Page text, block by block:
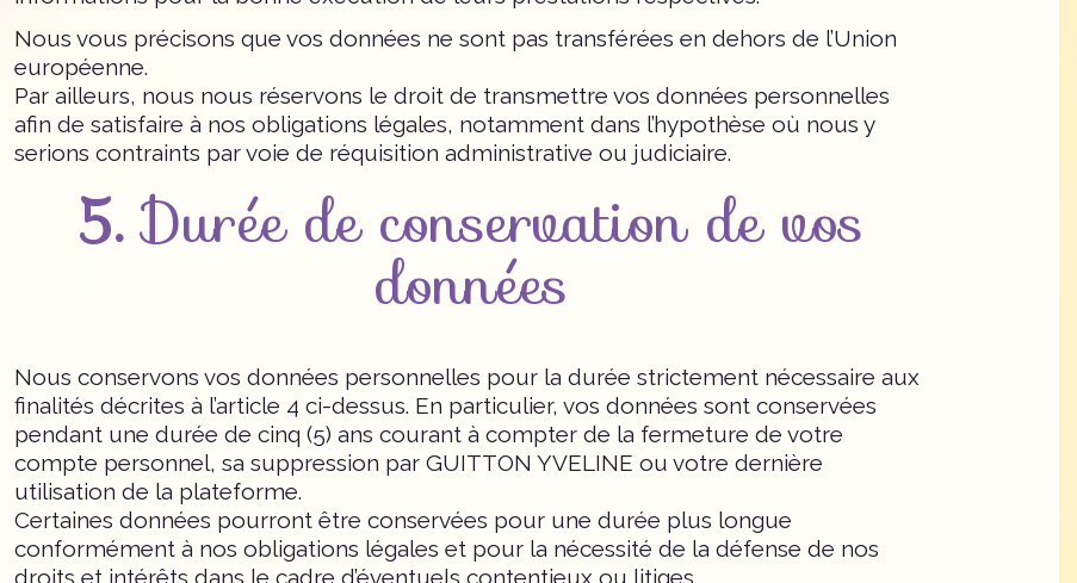
Nous vous précisons que vos données ne sont pas transférées en dehors de l’Union
européenne.
Par ailleurs, nous nous réservons le droit de transmettre vos données personnelles
afin de satisfaire à nos obligations légales, notamment dans l’hypothèse où nous y
serions contraints par voie de réquisition administrative ou judiciaire.
5.Durée de conservation de vos
données
Nous conservons vos données personnelles pour la durée strictement nécessaire aux
finalités décrites à l’article 4 ci-dessus. En particulier, vos données sont conservées
pendant une durée de cinq (5) ans courant à compter de la fermeture de votre
compte personnel, sa suppression par GUITTON YVELINE ou votre dernière
utilisation de la plateforme.
Certaines données pourront être conservées pour une durée plus longue
conformément à nos obligations légales et pour la nécessité de la défense de nos
droits et intérêts dans le cadre d’éventuels contentieux ou litiges.